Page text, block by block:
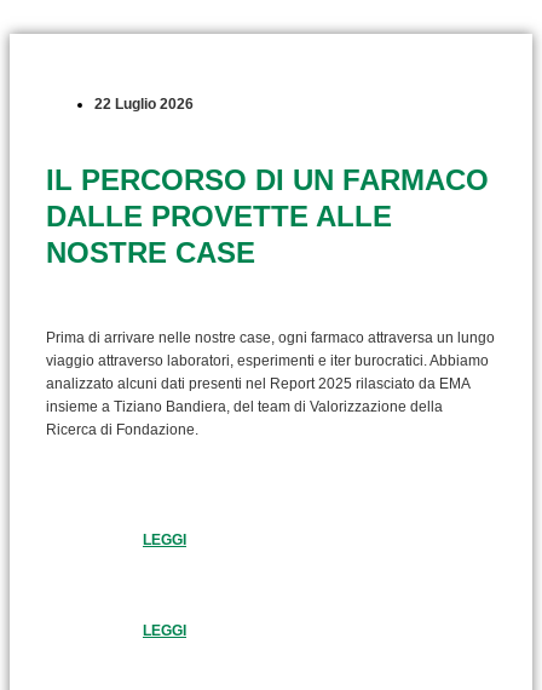
22 Luglio 2026
IL PERCORSO DI UN FARMACO
DALLE PROVETTE ALLE
NOSTRE CASE
Prima di arrivare nelle nostre case, ogni farmaco attraversa un lungo
viaggio attraverso laboratori, esperimenti e iter burocratici. Abbiamo
analizzato alcuni dati presenti nel Report 2025 rilasciato da EMA
insieme a Tiziano Bandiera, del team di Valorizzazione della
Ricerca di Fondazione.
LEGGI
LEGGI